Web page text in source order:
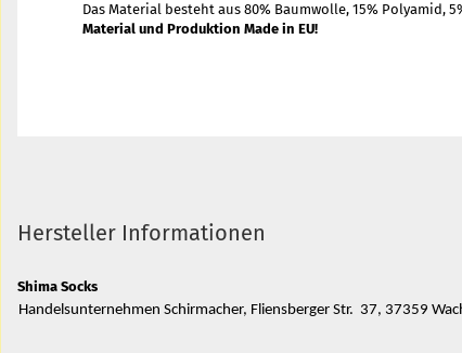
Das Material besteht aus 80% Baumwolle, 15% Polyamid,
Material und Produktion Made in EU!
Hersteller Informationen
Shima Socks
Handelsunternehmen Schirmacher, Fliensberger Str. 37, 37359